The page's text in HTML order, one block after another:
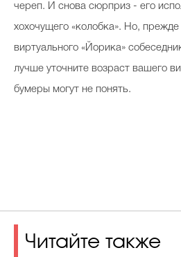
череп. И снова сюрприз - его
хохочущего «колобка». Но,
виртуального «Йорика»
лучше уточните возраст вашего
бумеры могут не понять.
Читайте также